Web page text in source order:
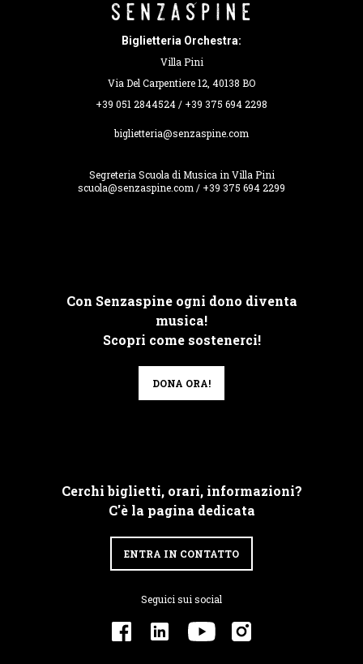
Biglietteria Orchestra:
Villa Pini
Via Del Carpentiere 12, 40138 BO
+39 051 2844524 / +39 375 694 2298
biglietteria@senzaspine.com
Segreteria Scuola di Musica in Villa Pini
scuola@senzaspine.com / +39 375 694 2299
Con Senzaspine ogni dono diventa
musica!
Scopri come sostenerci!
DONA ORA!
Cerchi biglietti, orari, informazioni?
C'è la pagina dedicata
ENTRA IN CONTATTO
Seguici sui social